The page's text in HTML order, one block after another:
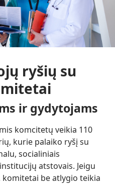
ryšių su
ir gydytojams
komcitetų veikia 110
kurie palaiko ryšį su
socialiniais
atstovais. Jeigu
be atlygio teikia